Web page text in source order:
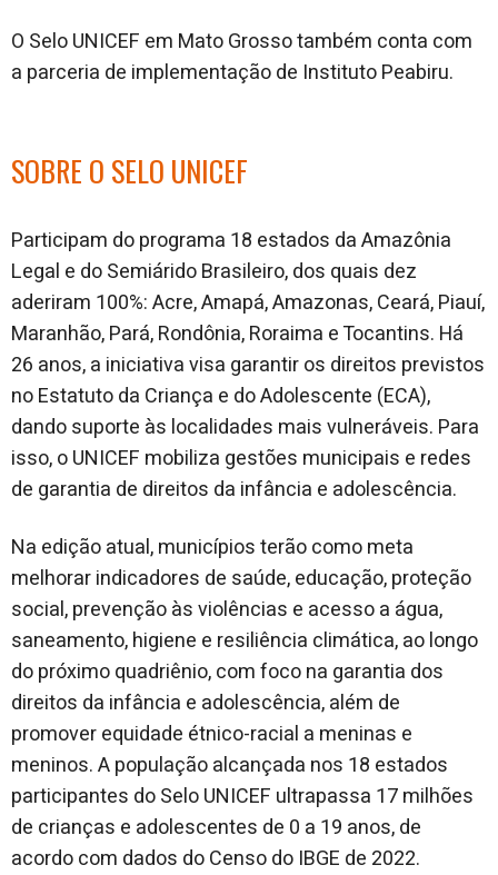
O Selo UNICEF em Mato Grosso também conta com
a parceria de implementação de Instituto Peabiru.
SOBRE O SELO UNICEF
Participam do programa 18 estados da Amazônia
Legal e do Semiárido Brasileiro, dos quais dez
aderiram 100%: Acre, Amapá, Amazonas, Ceará, Piauí,
Maranhão, Pará, Rondônia, Roraima e Tocantins. Há
26 anos, a iniciativa visa garantir os direitos previstos
no Estatuto da Criança e do Adolescente (ECA),
dando suporte às localidades mais vulneráveis. Para
isso, o UNICEF mobiliza gestões municipais e redes
de garantia de direitos da infância e adolescência.
Na edição atual, municípios terão como meta
melhorar indicadores de saúde, educação, proteção
social, prevenção às violências e acesso a água,
saneamento, higiene e resiliência climática, ao longo
do próximo quadriênio, com foco na garantia dos
direitos da infância e adolescência, além de
promover equidade étnico-racial a meninas e
meninos. A população alcançada nos 18 estados
participantes do Selo UNICEF ultrapassa 17 milhões
de crianças e adolescentes de 0 a 19 anos, de
acordo com dados do Censo do IBGE de 2022.